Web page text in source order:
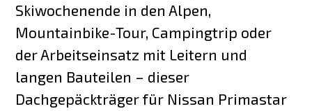
Skiwochenende in den Alpen,
Mountainbike-Tour, Campingtrip oder
der Arbeitseinsatz mit Leitern und
langen Bauteilen – dieser
Dachgepäckträger für Nissan Primastar